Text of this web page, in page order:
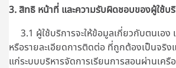
3. สิทธิ หน้าที่ และความรับผิดชอบของผู้ใช้บ
3.1 ผู้ใช้บริการจะให้ข้อมูลเกี่ยวกับตนเอง
หรือรายละเอียดการติดต่อ ที่ถูกต้องเป็นจริง
แก่ระบบบริหารจัดการเรียนการสอนผ่านเครื